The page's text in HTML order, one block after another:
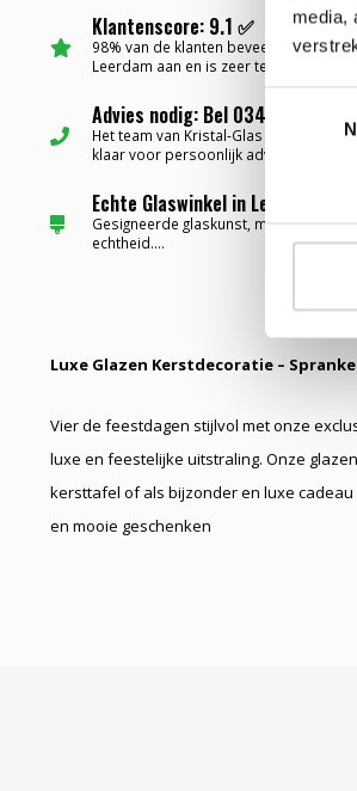
media,
Klantenscore: 9.1 ✅
98% van de klanten beveelt Kristal-
Leerdam aan en is zeer tevreden....
Advies nodig: Bel 0345-637599 ✅
Het team van Kristal-Glas staat altijd
klaar voor persoonlijk advies...
Echte Glaswinkel in Leerdam ✅
Gesigneerde glaskunst, met certificaat
echtheid....
Luxe Glazen Kerstdecoratie –
Vier de feestdagen stijlvol met onze
luxe en feestelijke uitstraling. Onze
kersttafel of als bijzonder en luxe
en mooie geschenken